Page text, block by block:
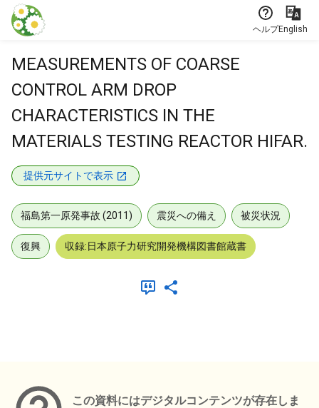
本文に飛ぶ
ヘルプEnglish
MEASUREMENTS OF COARSE
CONTROL ARM DROP
CHARACTERISTICS IN THE
MATERIALS TESTING REACTOR HIFAR.
提供元サイトで表示
福島第一原発事故 (2011) 震災への備え 被災状況
復興 収録:日本原子力研究開発機構図書館蔵書
この資料にはデジタルコンテンツが存在しま